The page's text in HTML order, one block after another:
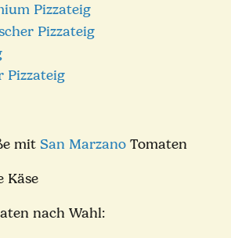
Pizzateig
Pizzateig
Pizzateig
mit San Marzano Tomaten
Käse
nach Wahl: